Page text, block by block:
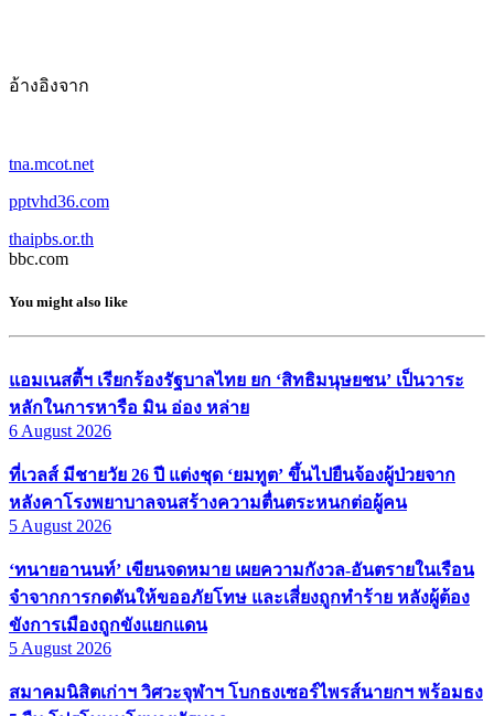
อ้างอิงจาก
tna.mcot.net
pptvhd36.com
thaipbs.or.th
bbc.com
You might also like
แอมเนสตี้ฯ เรียกร้องรัฐบาลไทย ยก ‘สิทธิมนุษยชน’ เป็นวาระ
หลักในการหารือ มิน อ่อง หล่าย
6 August 2026
ที่เวลส์ มีชายวัย 26 ปี แต่งชุด ‘ยมทูต’ ขึ้นไปยืนจ้องผู้ป่วยจาก
หลังคาโรงพยาบาลจนสร้างความตื่นตระหนกต่อผู้คน
5 August 2026
‘ทนายอานนท์’ เขียนจดหมาย เผยความกังวล-อันตรายในเรือน
จำจากการกดดันให้ขออภัยโทษ และเสี่ยงถูกทำร้าย หลังผู้ต้อง
ขังการเมืองถูกขังแยกแดน
5 August 2026
สมาคมนิสิตเก่าฯ วิศวะจุฬาฯ โบกธงเซอร์ไพรส์นายกฯ พร้อมธง